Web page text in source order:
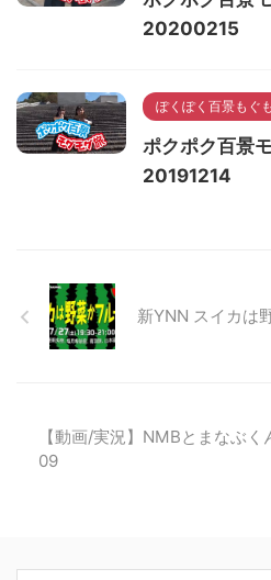
20200215
ぽくぽく百景もぐ
ポクポク百景
20191214
新YNN スイカは
【動画/実況】NMBとまなぶ
09